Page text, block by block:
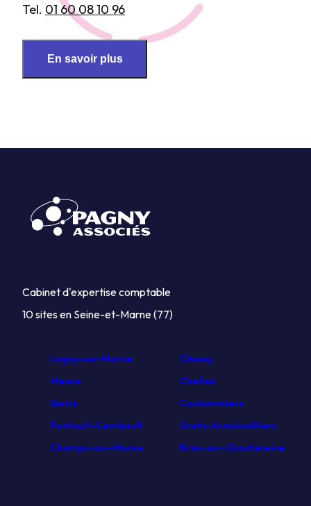
Tel. 01 60 08 10 96
En savoir plus
Cabinet d'expertise comptable
10 sites en Seine-et-Marne (77)
Lagny-sur-Marne
Chessy
Meaux
Chelles
Serris
Coulommiers
Pontault-Combault
Gretz-Armainvilliers
Champs-sur-Marne
Brou-sur-Chantereine